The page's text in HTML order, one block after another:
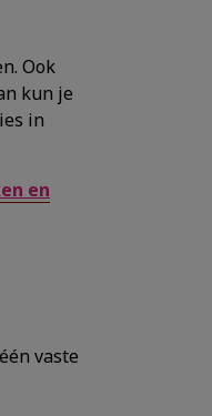
Ook
kun je
in
en
vaste